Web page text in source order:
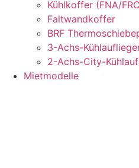
Kühlkoffer (FNA/
Faltwandkoffer
BRF
3-Achs-
2-Achs-City-
Mietmodelle